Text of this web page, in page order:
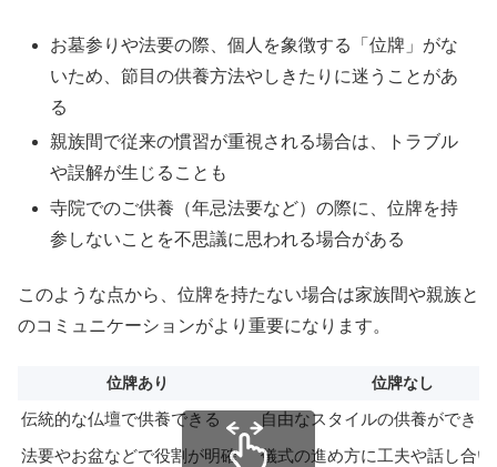
お墓参りや法要の際、個人を象徴する「位牌」がな
いため、節目の供養方法やしきたりに迷うことがあ
る
親族間で従来の慣習が重視される場合は、トラブル
や誤解が生じることも
寺院でのご供養（年忌法要など）の際に、位牌を持
参しないことを不思議に思われる場合がある
このような点から、位牌を持たない場合は家族間や親族と
のコミュニケーションがより重要になります。
位牌あり 位牌なし
伝統的な仏壇で供養できる
自由なスタイルの供養ができる
法要やお盆などで役割が明確
儀式の進め方に工夫や話し合